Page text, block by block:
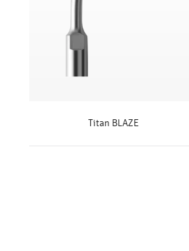
Titan BLAZE